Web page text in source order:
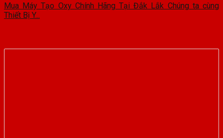
Mua Máy Tạo Oxy Chính Hãng Tại Đắk Lắk Chúng ta cùng
Thiết Bị Y...